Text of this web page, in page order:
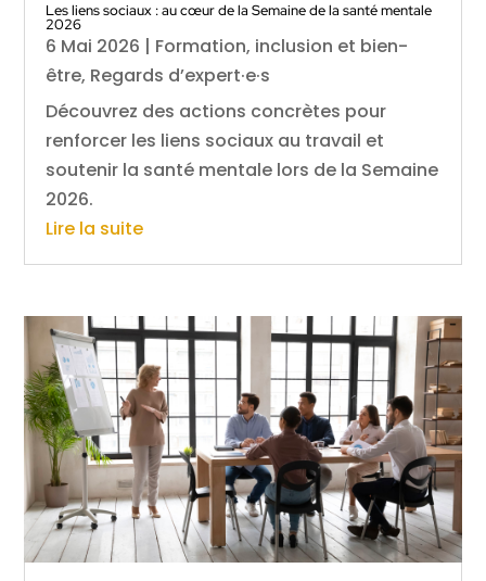
Les liens sociaux : au cœur de la Semaine de la santé mentale
2026
6 Mai 2026 | Formation, inclusion et bien-
être, Regards d’expert·e·s
Découvrez des actions concrètes pour
renforcer les liens sociaux au travail et
soutenir la santé mentale lors de la Semaine
2026.
Lire la suite